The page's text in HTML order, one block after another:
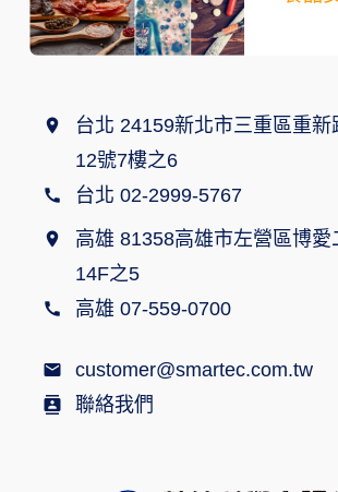
台北 24159新北市三重區重新
12號7樓之6
台北 02-2999-5767
高雄 81358高雄市左營區博愛
14F之5
高雄 07-559-0700
customer@smartec.com.tw
聯絡我們